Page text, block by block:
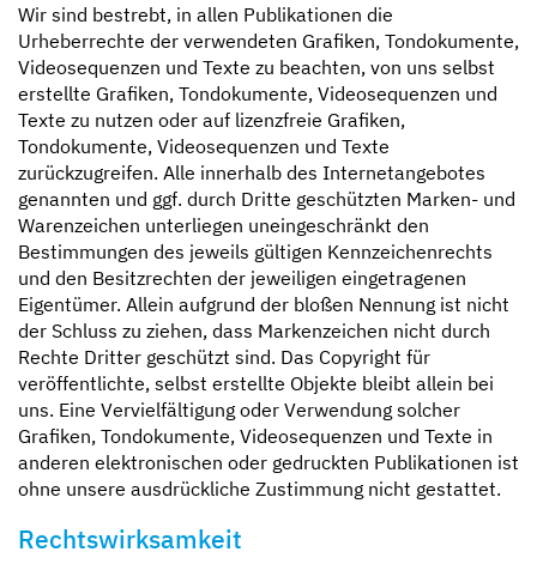
Wir sind bestrebt, in allen Publikationen die
Urheberrechte der verwendeten Grafiken, Tondokumente,
Videosequenzen und Texte zu beachten, von uns selbst
erstellte Grafiken, Tondokumente, Videosequenzen und
Texte zu nutzen oder auf lizenzfreie Grafiken,
Tondokumente, Videosequenzen und Texte
zurückzugreifen. Alle innerhalb des Internetangebotes
genannten und ggf. durch Dritte geschützten Marken- und
Warenzeichen unterliegen uneingeschränkt den
Bestimmungen des jeweils gültigen Kennzeichenrechts
und den Besitzrechten der jeweiligen eingetragenen
Eigentümer. Allein aufgrund der bloßen Nennung ist nicht
der Schluss zu ziehen, dass Markenzeichen nicht durch
Rechte Dritter geschützt sind. Das Copyright für
veröffentlichte, selbst erstellte Objekte bleibt allein bei
uns. Eine Vervielfältigung oder Verwendung solcher
Grafiken, Tondokumente, Videosequenzen und Texte in
anderen elektronischen oder gedruckten Publikationen ist
ohne unsere ausdrückliche Zustimmung nicht gestattet.
Rechtswirksamkeit